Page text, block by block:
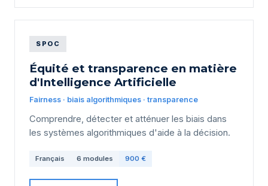
SPOC
Équité et transparence en matière
d'Intelligence Artificielle
Fairness · biais algorithmiques · transparence
Comprendre, détecter et atténuer les biais dans
les systèmes algorithmiques d'aide à la décision.
Français 6 modules 900 €